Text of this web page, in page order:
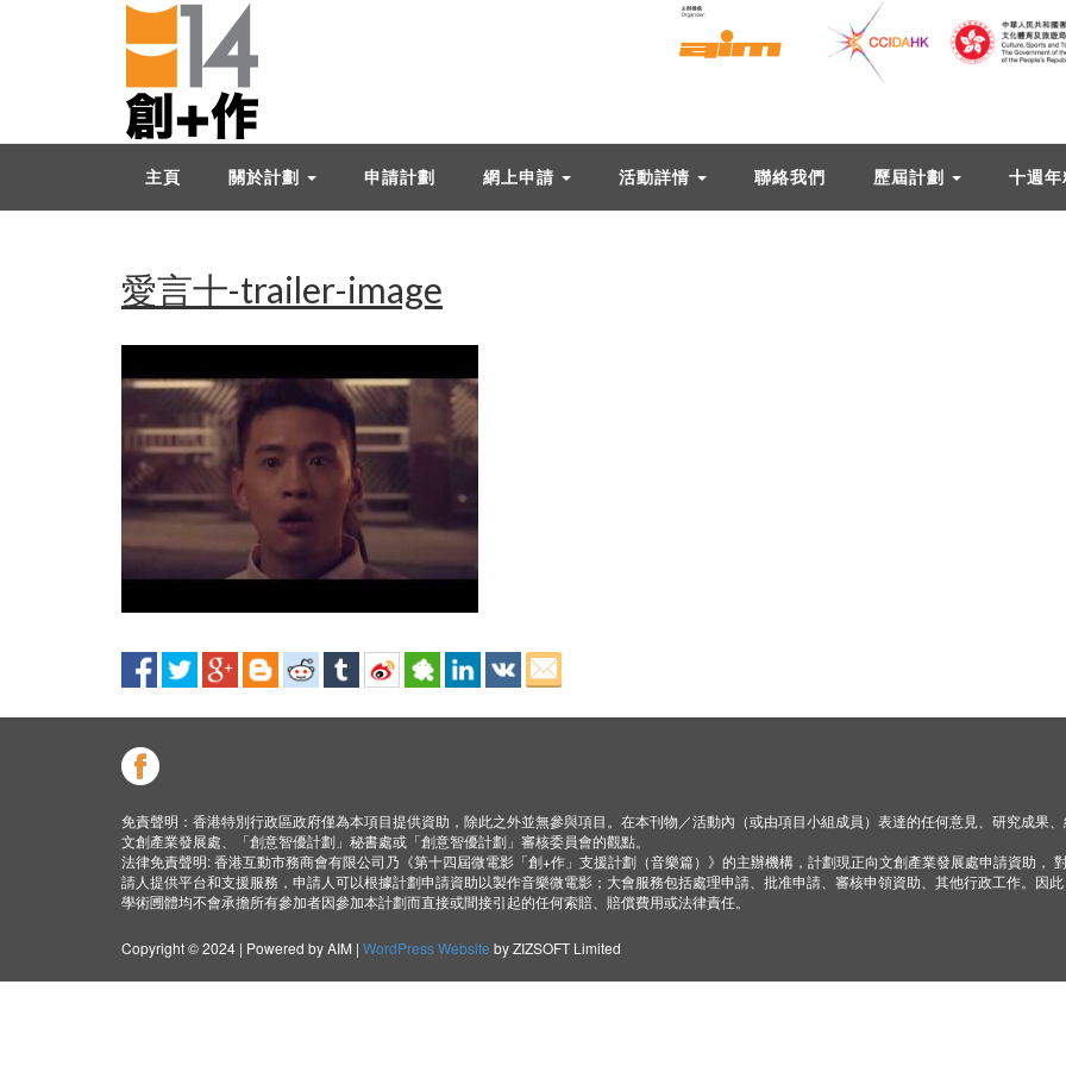
主頁 關於計劃 申請計劃 網上申請 活動詳情 聯絡我們 歷屆計劃 十週
愛言十-trailer-image
免責聲明：香港特別行政區政府僅為本項目提供資助，除此之外並無參與項目。在本刊物／活動內（或由項目小組成員）表達的任何意見、研究成果
文創產業發展處、「創意智優計劃」秘書處或「創意智優計劃」審核委員會的觀點。
法律免責聲明: 香港互動市務商會有限公司乃《第十四屆微電影「創+作」支援計劃（音樂篇）》的主辦機構，計劃現正向文創產業發展處申請資助，
請人提供平台和支援服務，申請人可以根據計劃申請資助以製作音樂微電影；大會服務包括處理申請、批准申請、審核申領資助、其他行政工作。因
學術圑體均不會承擔所有參加者因參加本計劃而直接或間接引起的任何索賠、賠償費用或法律責任。
Copyright © 2024 | Powered by AIM | WordPress Website by ZIZSOFT Limited